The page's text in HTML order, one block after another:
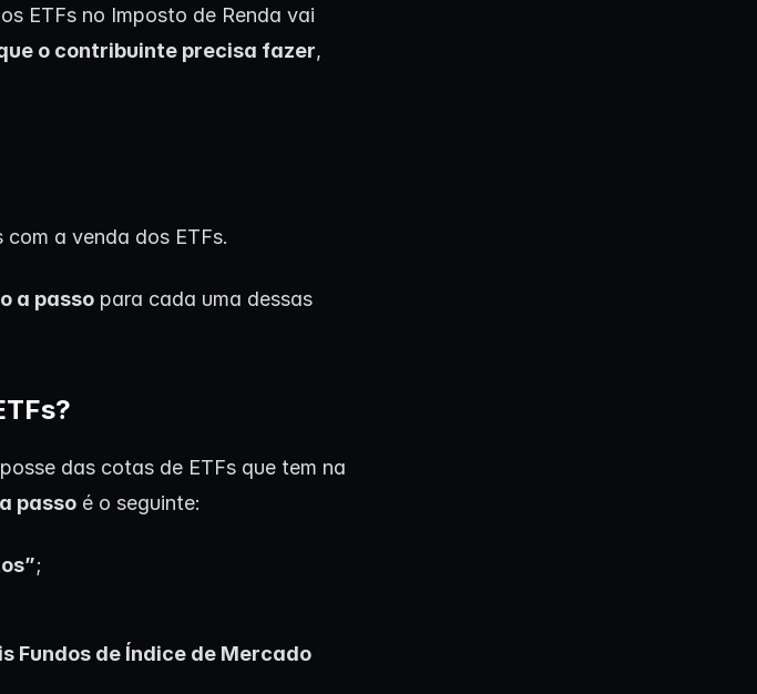
ETFs no Imposto de Renda vai
o contribuinte precisa fazer,
a venda dos ETFs.
a passo para cada uma dessas
das cotas de ETFs que tem na
passo é o seguinte:
;
Fundos de Índice de Mercado